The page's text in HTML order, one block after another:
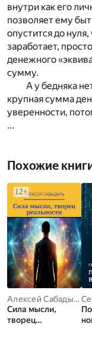
внутри как его
позволяет ему
опустится до
заработает,
денежного
сумму.
А у бедняка
крупная сумма
уверенности,
...
Похожие
Алексей Сабадырь
Сила мысли,
творец